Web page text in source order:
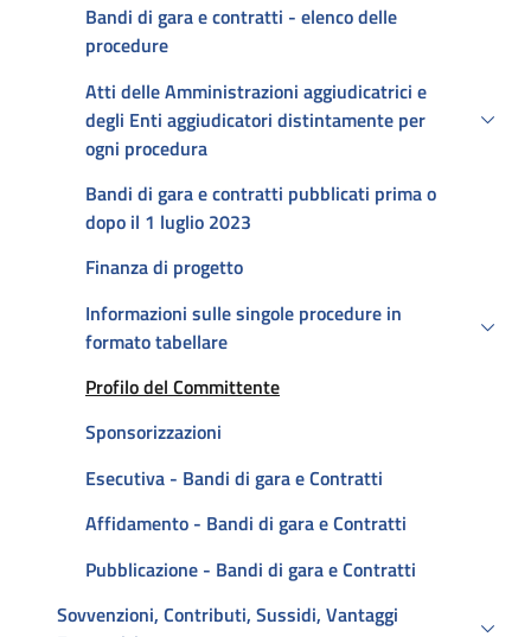
Bandi di gara e contratti - elenco delle
procedure
Atti delle Amministrazioni aggiudicatrici e
degli Enti aggiudicatori distintamente per
ogni procedura
Bandi di gara e contratti pubblicati prima o
dopo il 1 luglio 2023
Finanza di progetto
Informazioni sulle singole procedure in
formato tabellare
Profilo del Committente
Sponsorizzazioni
Esecutiva - Bandi di gara e Contratti
Affidamento - Bandi di gara e Contratti
Pubblicazione - Bandi di gara e Contratti
Sovvenzioni, Contributi, Sussidi, Vantaggi